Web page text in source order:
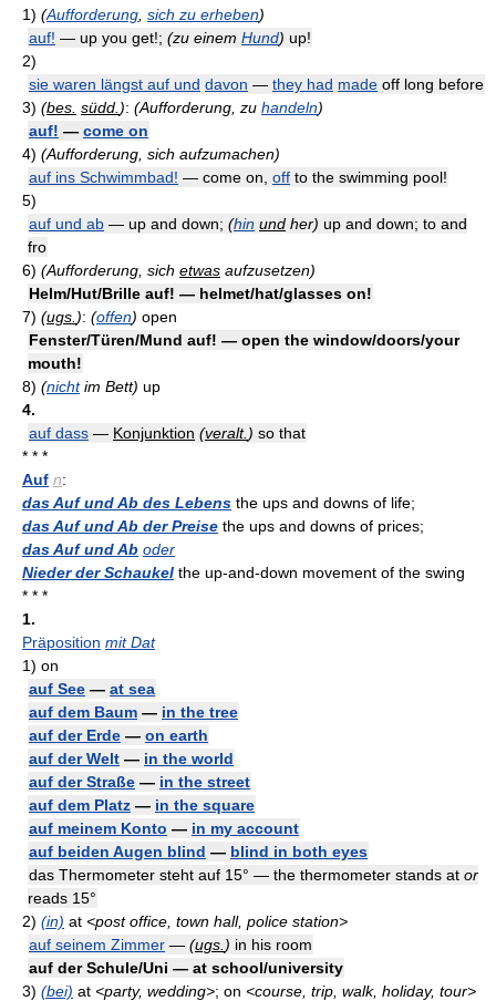
1) (Aufforderung sich zu erheben)
auf! — up you get!; (zu einem Hund) up!
2)
sie waren längst auf und davon — they had made off long before
3) (bes. südd. ): (Aufforderung, zu handeln)
auf! — come on
4) (Aufforderung, sich aufzumachen)
auf ins Schwimmbad! — come on, off to the swimming pool!
5)
auf und ab — up and down; (hin und her) up and down; to and
fro
6) (Aufforderung, sich etwas aufzusetzen)
Helm/Hut/Brille auf! — helmet/hat/glasses on!
7) (ugs. ): (offen) open
Fenster/Türen/Mund auf! — open the window/doors/your
mouth!
8) (nichtim Bett) up
4.
auf dass — Konjunktion (veralt. ) so that
* * *
Auf n:
das Auf und Ab des Lebens the ups and downs of life;
das Auf und Ab der Preise the ups and downs of prices;
das Auf und Ab oder
Nieder der Schaukel the up-and-down movement of the swing
* * *
1.
Präposition mit Dat
1) on
auf See — at sea
auf dem Baum — in the tree
auf der Erde — on earth
auf der Welt — in the world
auf der Straße — in the street
auf dem Platz — in the square
auf meinem Konto — in my account
auf beiden Augen blind — blind in both eyes
das Thermometer steht auf 15° — the thermometer stands at or
reads 15°
2) (in) at <post office, town hall, police station>
auf seinem Zimmer — (ugs. ) in his room
auf der Schule/Uni — at school/university
3) (bei) at <party, wedding>; on <course, trip, walk, holiday, tour>